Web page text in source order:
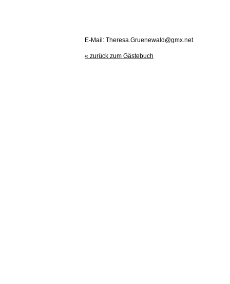
E-Mail: Theresa.Gruenewald@gmx.net
« zurück zum Gästebuch